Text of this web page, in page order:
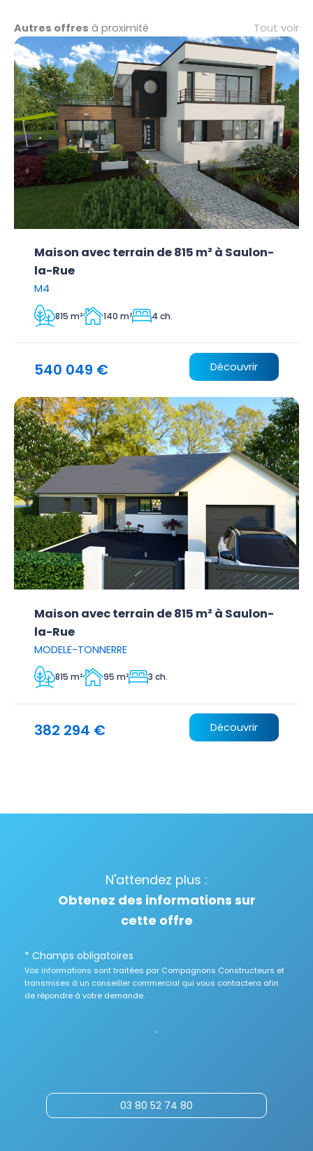
Autres offres à proximité Tout voir
Maison avec terrain de 815 m² à Saulon-
la-Rue
M4
815 m² 140 m² 4 ch.
540 049 € Découvrir
Maison avec terrain de 815 m² à Saulon-
la-Rue
MODELE-TONNERRE
815 m² 95 m² 3 ch.
382 294 € Découvrir
N'attendez plus :
Obtenez des informations sur
cette offre
* Champs obligatoires
Vos informations sont traitées par Compagnons Constructeurs et
transmises à un conseiller commercial qui vous contactera afin
de répondre à votre demande.
03 80 52 74 80